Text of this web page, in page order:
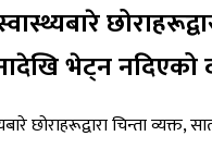
भेट्न नदिएको